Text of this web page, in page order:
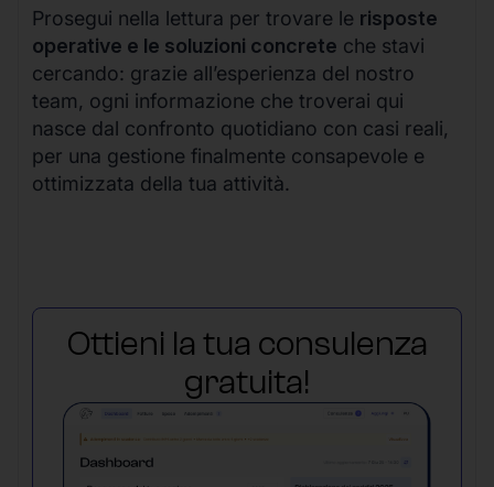
Prosegui nella lettura per trovare le risposte
operative e le soluzioni concrete che stavi
cercando: grazie all’esperienza del nostro
team, ogni informazione che troverai qui
nasce dal confronto quotidiano con casi reali,
per una gestione finalmente consapevole e
ottimizzata della tua attività.
Ottieni la tua consulenza
gratuita!